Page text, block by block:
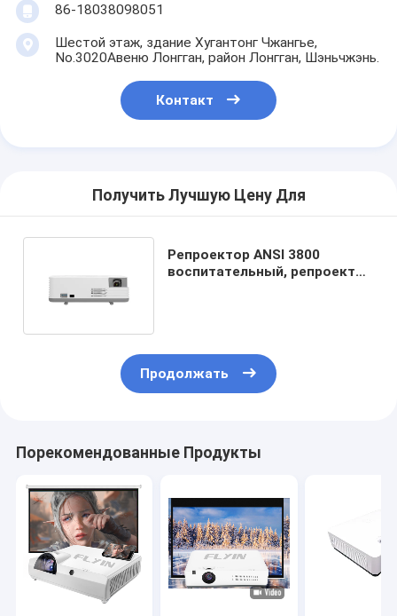
86-18038098051
Шестой этаж, здание Хугантонг Чжангье,
No.3020Авеню Лонгган, район Лонгган, Шэньчжэнь.
Контакт
Получить Лучшую Цену Для
Репроектор ANSI 3800
воспитательный, репроектор
Продолжать
Порекомендованные Продукты